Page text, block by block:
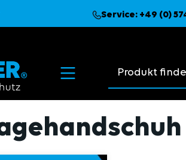
springenService: +49 (0)